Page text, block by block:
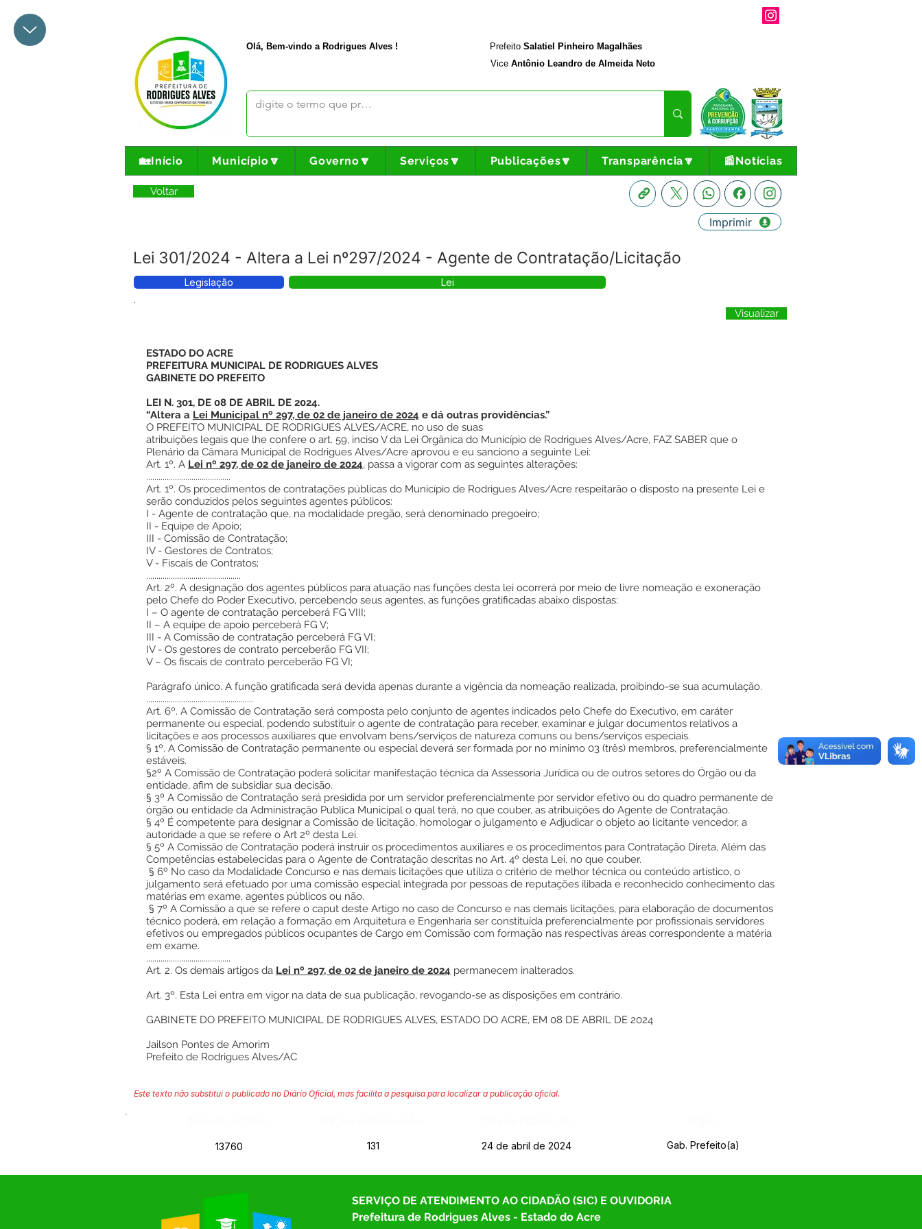
Olá, Bem-vindo a Rodrigues Alves ! Prefeito Salatiel Pinheiro Magalhães
Vice Antônio Leandro de Almeida Neto
🏡Início Município🔽 Governo🔽 Serviços🔽 Publicações🔽 Transparência🔽 📰Notícias
Voltar
Lei 301/2024 - Altera a Lei nº297/2024 - Agente de Contratação/Licitação
Imprimir
Legislação Lei
Visualizar
ESTADO DO ACRE
PREFEITURA MUNICIPAL DE RODRIGUES ALVES
GABINETE DO PREFEITO
LEI N. 301, DE 08 DE ABRIL DE 2024.
“Altera a Lei Municipal nº 297, de 02 de janeiro de 2024 e dá outras providências.”
O PREFEITO MUNICIPAL DE RODRIGUES ALVES/ACRE, no uso de suas
atribuições legais que lhe confere o art. 59, inciso V da Lei Orgânica do Município de Rodrigues Alves/Acre, FAZ SABER que o
Plenário da Câmara Municipal de Rodrigues Alves/Acre aprovou e eu sanciono a seguinte Lei:
Art. 1º. A Lei nº 297, de 02 de janeiro de 2024, passa a vigorar com as seguintes alterações:
.........................................
Art. 1º. Os procedimentos de contratações públicas do Município de Rodrigues Alves/Acre respeitarão o disposto na presente Lei e
serão conduzidos pelos seguintes agentes públicos:
I - Agente de contratação que, na modalidade pregão, será denominado pregoeiro;
II - Equipe de Apoio;
III - Comissão de Contratação;
IV - Gestores de Contratos;
V - Fiscais de Contratos;
..............................................
Art. 2º. A designação dos agentes públicos para atuação nas funções desta lei ocorrerá por meio de livre nomeação e exoneração
pelo Chefe do Poder Executivo, percebendo seus agentes, as funções gratificadas abaixo dispostas:
I – O agente de contratação perceberá FG VIII;
II – A equipe de apoio perceberá FG V;
III - A Comissão de contratação perceberá FG VI;
IV - Os gestores de contrato perceberão FG VII;
V – Os fiscais de contrato perceberão FG VI;
Parágrafo único. A função gratificada será devida apenas durante a vigência da nomeação realizada, proibindo-se sua acumulação.
....................................................
Art. 6º. A Comissão de Contratação será composta pelo conjunto de agentes indicados pelo Chefe do Executivo, em caráter
permanente ou especial, podendo substituir o agente de contratação para receber, examinar e julgar documentos relativos a
licitações e aos processos auxiliares que envolvam bens/serviços de natureza comuns ou bens/serviços especiais.
§ 1º. A Comissão de Contratação permanente ou especial deverá ser formada por no mínimo 03 (três) membros, preferencialmente
estáveis.
§2º A Comissão de Contratação poderá solicitar manifestação técnica da Assessoria Jurídica ou de outros setores do Órgão ou da
entidade, afim de subsidiar sua decisão.
§ 3º A Comissão de Contratação será presidida por um servidor preferencialmente por servidor efetivo ou do quadro permanente de
órgão ou entidade da Administração Publica Municipal o qual terá, no que couber, as atribuições do Agente de Contratação.
§ 4º É competente para designar a Comissão de licitação, homologar o julgamento e Adjudicar o objeto ao licitante vencedor, a
autoridade a que se refere o Art 2º desta Lei.
§ 5º A Comissão de Contratação poderá instruir os procedimentos auxiliares e os procedimentos para Contratação Direta, Além das
Competências estabelecidas para o Agente de Contratação descritas no Art. 4º desta Lei, no que couber.
§ 6º No caso da Modalidade Concurso e nas demais licitações que utiliza o critério de melhor técnica ou conteúdo artístico, o
julgamento será efetuado por uma comissão especial integrada por pessoas de reputações ilibada e reconhecido conhecimento das
matérias em exame, agentes públicos ou não.
§ 7º A Comissão a que se refere o caput deste Artigo no caso de Concurso e nas demais licitações, para elaboração de documentos
técnico poderá, em relação a formação em Arquitetura e Engenharia ser constituída preferencialmente por profissionais servidores
efetivos ou empregados públicos ocupantes de Cargo em Comissão com formação nas respectivas áreas correspondente a matéria
em exame.
.........................................
Art. 2. Os demais artigos da Lei nº 297, de 02 de janeiro de 2024 permanecem inalterados.
Art. 3º. Esta Lei entra em vigor na data de sua publicação, revogando-se as disposições em contrário.
GABINETE DO PREFEITO MUNICIPAL DE RODRIGUES ALVES, ESTADO DO ACRE, EM 08 DE ABRIL DE 2024
Jailson Pontes de Amorim
Prefeito de Rodrigues Alves/AC
Este texto não substitui o publicado no Diário Oficial, mas facilita a pesquisa para localizar a publicação oficial.
13760 131 24 de abril de 2024 Gab. Prefeito(a)
SERVIÇO DE ATENDIMENTO AO CIDADÃO (SIC) E OUVIDORIA
Prefeitura de Rodrigues Alves - Estado do Acre